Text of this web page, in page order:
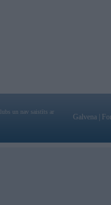
un nav saistīts ar
Galvena